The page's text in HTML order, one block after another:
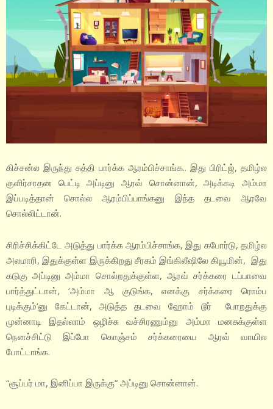
கிச்சன்ல இருந்து சுத்தி பார்க்க ஆரம்பிச்சாங்க.. இது பிரிட்ஜ், தமிழ்ல
குளிர்சாதன பெட்டி அப்டினு ஆரவ் சொன்னான், அடிக்கடி அம்மா
இப்படித்தான் சொல்ல ஆரம்பிப்பாங்கனு இந்த தடவை ஆரவே
சொல்லிட்டான்.
சிரிச்சிக்கிட்டே அடுத்து பார்க்க ஆரம்பிச்சாங்க, இது கபோர்டு, தமிழ்ல
அலமாரி, இதுக்குள்ள இருக்கிறது சீரகம் இங்கிலீஷிலே கியூமின், இது
கடுகு அப்டினு அம்மா சொல்றதுக்குள்ள, ஆரவ் சர்க்கரை டப்பாவை
பார்த்துட்டான், ‘அம்மா ஆ குடுங்க, எனக்கு சர்க்கரை ரொம்ப
புடிக்கும்’னு கேட்டான், அடுத்த தடவை ஹோம் டூர் போறதுக்கு
முன்னாடி இதல்லாம் ஒழிச்சு வச்சிரணும்னு அம்மா மனசுக்குள்ள
நெனச்சிட்டு இப்போ கொஞ்சம் சர்க்கரையை ஆரவ் வாயில
போட்டாங்க.
“சூப்பர் மா, இனிப்பா இருக்கு” அப்டினு சொன்னான்.